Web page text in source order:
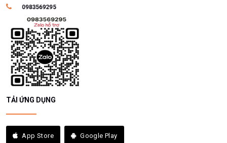
TẢI ỨNG DỤNG
App Store Google Play